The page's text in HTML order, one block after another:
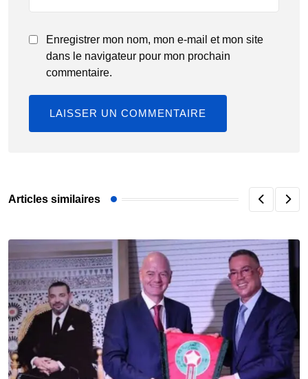
Enregistrer mon nom, mon e-mail et mon site
dans le navigateur pour mon prochain
commentaire.
Articles similaires